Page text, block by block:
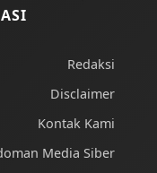
Redaksi
Disclaimer
Kontak Kami
Media Siber